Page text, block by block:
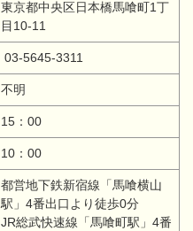
東京都中央区日本橋馬喰町1丁
目10-11
03-5645-3311
不明
15：00
10：00
都営地下鉄新宿線「馬喰横山
駅」4番出口より徒歩0分
JR総武快速線「馬喰町駅」4番